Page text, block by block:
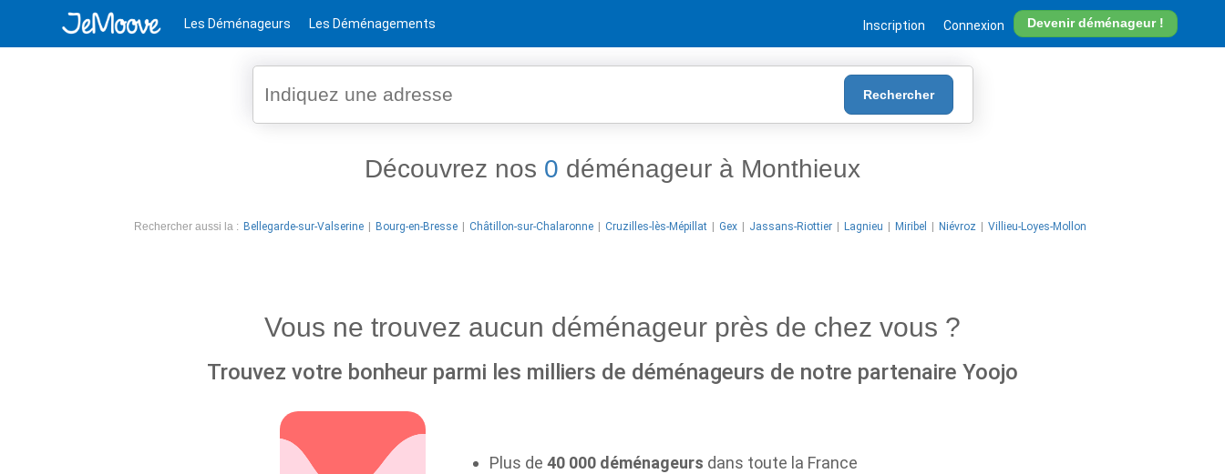
Les Déménageurs Les Déménagements Inscription Connexion Devenir déménageur !
Rechercher
Découvrez nos 0 déménageur à Monthieux
Rechercher aussi la : Bellegarde-sur-Valserine Bourg-en-Bresse Châtillon-sur-Chalaronne Cruzilles-lès-Mépillat Gex Jassans-Riottier Lagnieu Miribel Niévroz Villieu-Loyes-Mollon
Vous ne trouvez aucun déménageur près de chez vous ?
Trouvez votre bonheur parmi les milliers de déménageurs de notre partenaire Yoojo
Plus de 40 000 déménageurs dans toute la France